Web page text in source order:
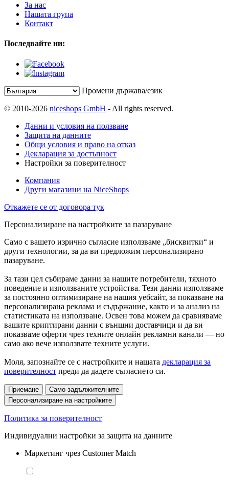
За нас
Нашата група
Контакт
Последвайте ни:
Промени държава/език
© 2010-2026 niceshops GmbH - All rights reserved.
Данни и условия на ползване
Защита на данните
Общи условия и право на отказ
Декларация за достъпност
Настройки за поверителност
Компания
Други магазини на NiceShops
Откажете се от договора тук
Персонализиране на настройките за пазаруване
Само с вашето изрично съгласие използваме „бисквитки“ и
други технологии, за да ви предложим персонализирано
пазаруване.
За тази цел събираме данни за нашите потребители, тяхното
поведение и използваните устройства. Тези данни използваме
за постоянно оптимизиране на нашия уебсайт, за показване на
персонализирана реклама и съдържание, както и за анализ на
статистиката на използване. Освен това можем да сравняваме
вашите криптирани данни с външни доставчици и да ви
показваме оферти чрез техните онлайн рекламни канали — но
само ако вече използвате техните услуги.
Моля, запознайте се с настройките и нашата декларация за
поверителност преди да дадете съгласието си.
Приемане
Само задължителните
Персонализиране на настройките
Политика за поверителност
Индивидуални настройки за защита на данните
Маркетинг чрез Customer Match